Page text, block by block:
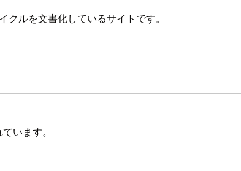
ルを文書化しているサイトです。
います。